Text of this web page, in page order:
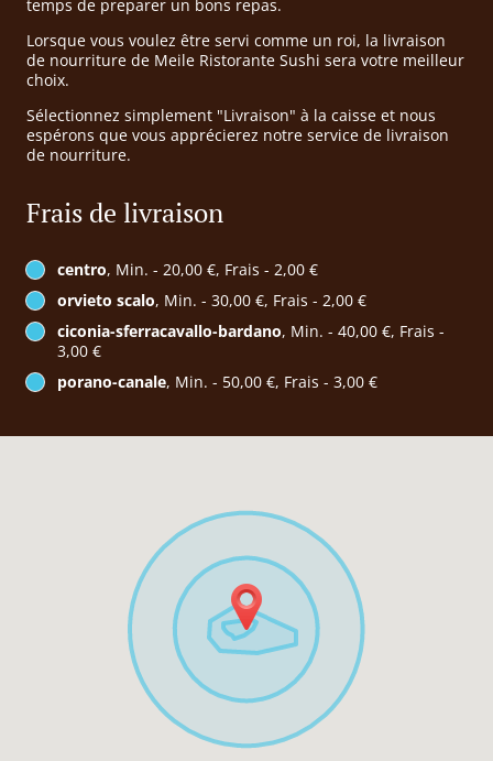
temps de preparer un bons repas.
Lorsque vous voulez être servi comme un roi, la livraison
de nourriture de Meile Ristorante Sushi sera votre meilleur
choix.
Sélectionnez simplement "Livraison" à la caisse et nous
espérons que vous apprécierez notre service de livraison
de nourriture.
Frais de livraison
centro, Min. - 20,00 €, Frais - 2,00 €
orvieto scalo, Min. - 30,00 €, Frais - 2,00 €
ciconia-sferracavallo-bardano, Min. - 40,00 €, Frais -
3,00 €
porano-canale, Min. - 50,00 €, Frais - 3,00 €